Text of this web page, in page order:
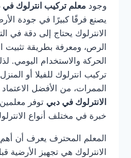
وجود معلم تركيب انترلوك في
يصنع فرقًا كبيرًا في جودة
الانترلوك يحتاج إلى دقة في
الرص، ومعرفة بطريقة تثبيت
الحركة والاستخدام اليومي.
تركيب انترلوك للفيلا أو
الممرات، من الأفضل
الانترلوك في دبي توفر
خبرة في مختلف أنواع
المعلم المحترف يعرف أن
الانترلوك هي تجهيز الأرضية